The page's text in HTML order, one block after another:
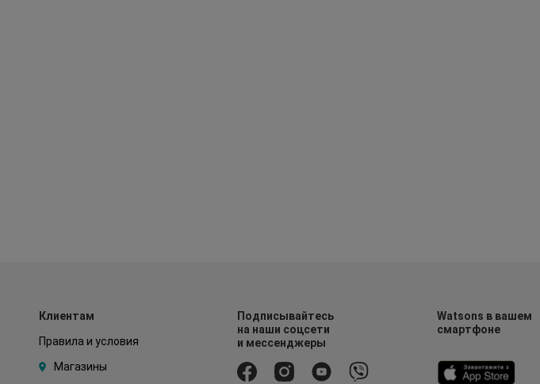
Клиентам
Правила и условия
Магазины
Подписывайтесь
на наши соцсети
и мессенджеры
Watsons в вашем
смартфоне